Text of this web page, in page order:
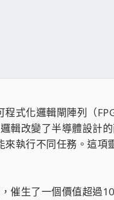
程式化邏輯閘陣列（
輯改變了半導體設計
來執行不同任務。這
催生了一個價值超過